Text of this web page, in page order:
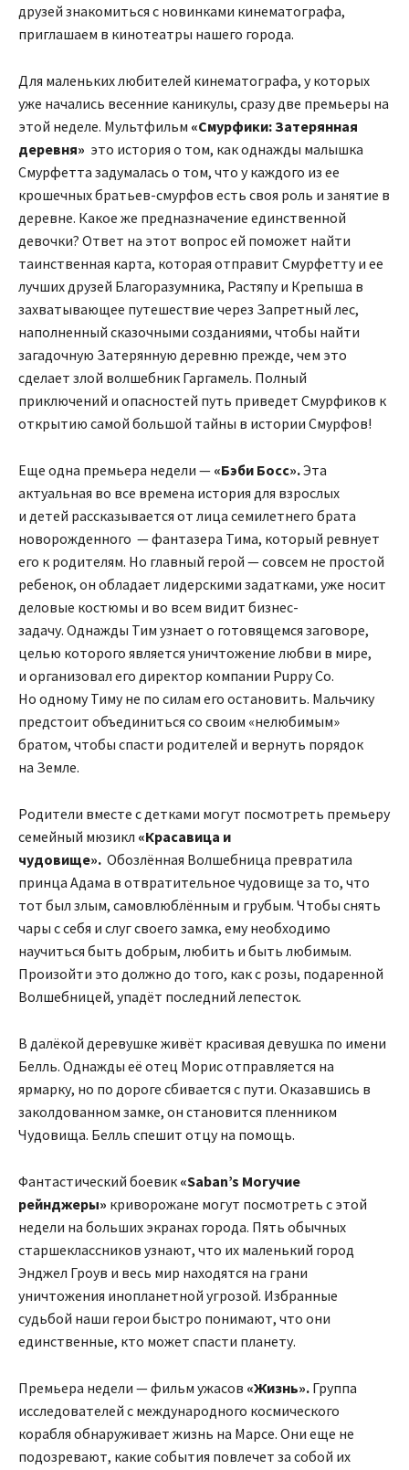
друзей знакомиться с новинками кинематографа,
приглашаем в кинотеатры нашего города.
Для маленьких любителей кинематографа, у которых
уже начались весенние каникулы, сразу две премьеры на
этой неделе. Мультфильм «Смурфики: Затерянная
деревня» это история о том, как однажды малышка
Смурфетта задумалась о том, что у каждого из ее
крошечных братьев-смурфов есть своя роль и занятие в
деревне. Какое же предназначение единственной
девочки? Ответ на этот вопрос ей поможет найти
таинственная карта, которая отправит Смурфетту и ее
лучших друзей Благоразумника, Растяпу и Крепыша в
захватывающее путешествие через Запретный лес,
наполненный сказочными созданиями, чтобы найти
загадочную Затерянную деревню прежде, чем это
сделает злой волшебник Гаргамель. Полный
приключений и опасностей путь приведет Смурфиков к
открытию самой большой тайны в истории Смурфов!
Еще одна премьера недели — «Бэби Босс».Эта
актуальная во все времена история для взрослых
и детей рассказывается от лица семилетнего брата
новорожденного — фантазера Тима, который ревнует
его к родителям. Но главный герой — совсем не простой
ребенок, он обладает лидерскими задатками, уже носит
деловые костюмы и во всем видит бизнес-
задачу. Однажды Тим узнает о готовящемся заговоре,
целью которого является уничтожение любви в мире,
и организовал его директор компании Puppy Co.
Но одному Тиму не по силам его остановить. Мальчику
предстоит объединиться со своим «нелюбимым»
братом, чтобы спасти родителей и вернуть порядок
на Земле.
Родители вместе с детками могут посмотреть премьеру
семейный мюзикл «Красавица и
чудовище». Обозлённая Волшебница превратила
принца Адама в отвратительное чудовище за то, что
тот был злым, самовлюблённым и грубым. Чтобы снять
чары с себя и слуг своего замка, ему необходимо
научиться быть добрым, любить и быть любимым.
Произойти это должно до того, как с розы, подаренной
Волшебницей, упадёт последний лепесток.
В далёкой деревушке живёт красивая девушка по имени
Белль. Однажды её отец Морис отправляется на
ярмарку, но по дороге сбивается с пути. Оказавшись в
заколдованном замке, он становится пленником
Чудовища. Белль спешит отцу на помощь.
Фантастический боевик «Saban’s Могучие
рейнджеры» криворожане могут посмотреть с этой
недели на больших экранах города. Пять обычных
старшеклассников узнают, что их маленький город
Энджел Гроув и весь мир находятся на грани
уничтожения инопланетной угрозой. Избранные
судьбой наши герои быстро понимают, что они
единственные, кто может спасти планету.
Премьера недели — фильм ужасов «Жизнь». Группа
исследователей с международного космического
корабля обнаруживает жизнь на Марсе. Они еще не
подозревают, какие события повлечет за собой их